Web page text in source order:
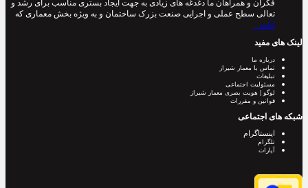
فکران و همراهان ما دغدغه های زیادی به جهت ایجاد بستری مناسب برای رشد و
تعالی سطح عملی و اجرایی صنعت بزرک ساختمان و به ویژه بخش معماری که
ادامه ..
لینک های مفید
درباره ما
تماس با معمار شیراز
تبلیغات
مسئولیت اجتماعی
لوگو | هویت بصری معمار شیراز
قوانین و مقررات
شبکه های اجتماعی
اینستاگرام
تلگرام
آپارات